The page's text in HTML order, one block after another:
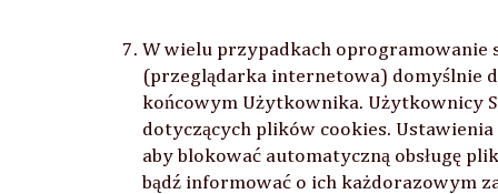
W wielu przypadkach oprogramowanie
(przeglądarka internetowa) domyślnie
końcowym Użytkownika. Użytkownicy
dotyczących plików cookies.
aby blokować automatyczną obsługę
bądź informować o ich każdorazowym